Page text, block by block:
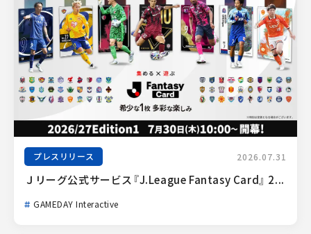
プレスリリース 2026.07.31
Ｊリーグ公式サービス『J.League Fantasy Card』 2...
GAMEDAY Interactive